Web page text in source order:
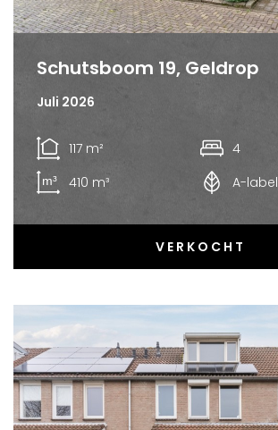
Schutsboom 19, Geldrop
Juli 2026
117 m²
4
410 m³
A-label
VERKOCHT